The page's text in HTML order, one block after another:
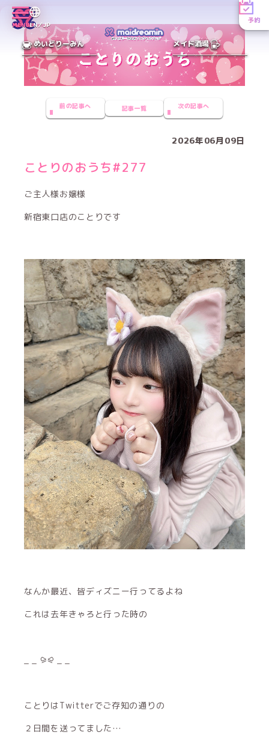
MENUEN／JP
予約
めいどりーみん メイド酒場
前の記事へ 記事一覧 次の記事へ
2026年06月09日
ことりのおうち#277
ご主人様お嬢様
新宿東口店のことりです
なんか最近、皆ディズニー行ってるよね
これは去年きゃろと行った時の
_ _ ⪩⪨ _ _
ことりはTwitterでご存知の通りの
２日間を送ってました…